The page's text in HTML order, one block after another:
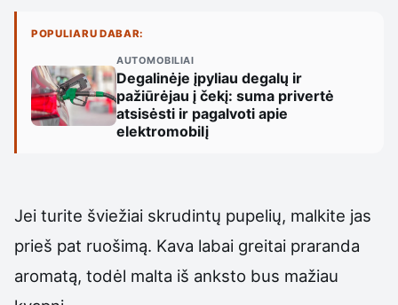
POPULIARU DABAR:
AUTOMOBILIAI
Degalinėje įpyliau degalų ir
pažiūrėjau į čekį: suma privertė
atsisėsti ir pagalvoti apie
elektromobilį
Jei turite šviežiai skrudintų pupelių, malkite jas
prieš pat ruošimą. Kava labai greitai praranda
aromatą, todėl malta iš anksto bus mažiau